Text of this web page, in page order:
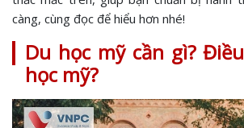
càng, cùng đọc để hiểu hơn nhé!
Du học mỹ cần gì?
học mỹ?